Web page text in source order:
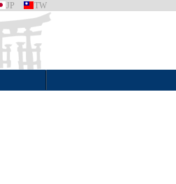
JP TW